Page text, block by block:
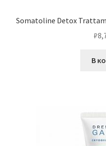
Somatoline Detox
₽
В